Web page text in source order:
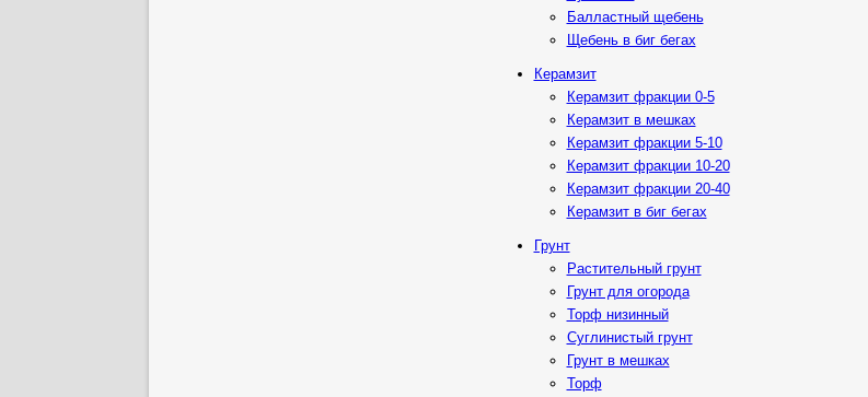
Балластный щебень
Щебень в биг бегах
Керамзит
Керамзит фракции 0-5
Керамзит в мешках
Керамзит фракции 5-10
Керамзит фракции 10-20
Керамзит фракции 20-40
Керамзит в биг бегах
Грунт
Растительный грунт
Грунт для огорода
Торф низинный
Суглинистый грунт
Грунт в мешках
Торф